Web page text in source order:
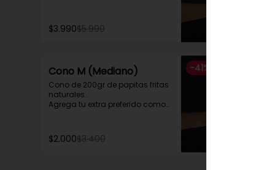
y mucho mas....
$3.990$5.990
-41%
Cono M (Mediano)
Cono de 200gr de papitas fritas
naturales.
Agrega tu extra preferido como
y mucho mas....
$2.000$3.400